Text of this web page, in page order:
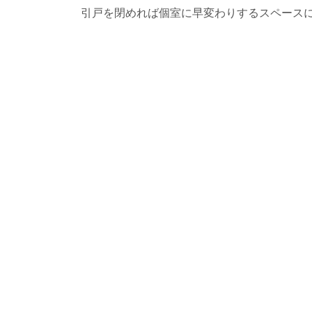
引戸を閉めれば個室に早変わりするスペース